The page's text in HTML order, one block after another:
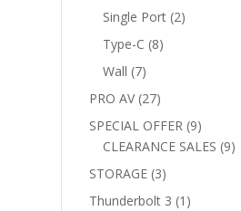
products
Single Port 22
Type-C 88
Wall 77
products
PRO AV 2727
products
SPECIAL OFFER 99
products
CLEARANCE SALES 99
STORAGE 33
products
Thunderbolt 3 1 1